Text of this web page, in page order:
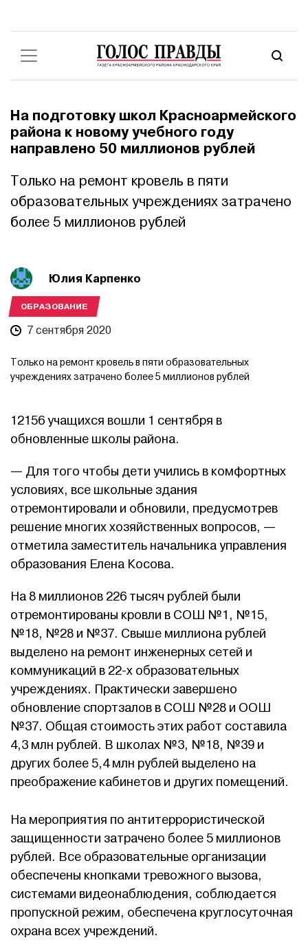
На подготовку школ Красноармейского
района к новому учебного году
направлено 50 миллионов рублей
Только на ремонт кровель в пяти
образовательных учреждениях затрачено
более 5 миллионов рублей
Юлия Карпенко
ОБРАЗОВАНИЕ
7 сентября 2020
Только на ремонт кровель в пяти образовательных
учреждениях затрачено более 5 миллионов рублей
12156 учащихся вошли 1 сентября в
обновленные школы района.
— Для того чтобы дети учились в комфортных
условиях, все школьные здания
отремонтировали и обновили, предусмотрев
решение многих хозяйственных вопросов, —
отметила заместитель начальника управления
образования Елена Косова.
На 8 миллионов 226 тысяч рублей были
отремонтированы кровли в СОШ №1, №15,
№18, №28 и №37. Свыше миллиона рублей
выделено на ремонт инженерных сетей и
коммуникаций в 22-х образовательных
учреждениях. Практически завершено
обновление спортзалов в СОШ №28 и ООШ
№37. Общая стоимость этих работ составила
4,3 млн рублей. В школах №3, №18, №39 и
других более 5,4 млн рублей выделено на
преображение кабинетов и других помещений.
На мероприятия по антитеррористической
защищенности затрачено более 5 миллионов
рублей. Все образовательные организации
обеспечены кнопками тревожного вызова,
системами видеонаблюдения, соблюдается
пропускной режим, обеспечена круглосуточная
охрана всех учреждений.